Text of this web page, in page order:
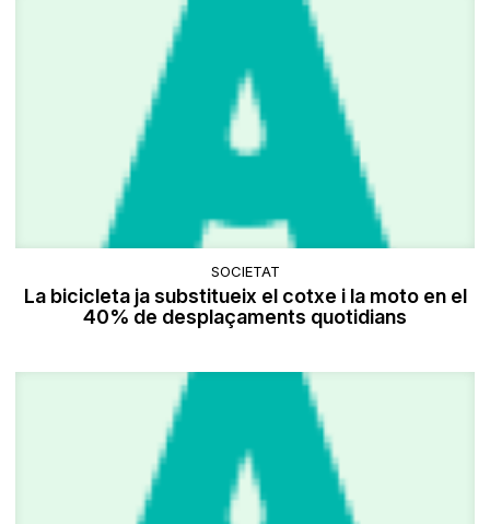
SOCIETAT
La bicicleta ja substitueix el cotxe i la moto en el
40% de desplaçaments quotidians